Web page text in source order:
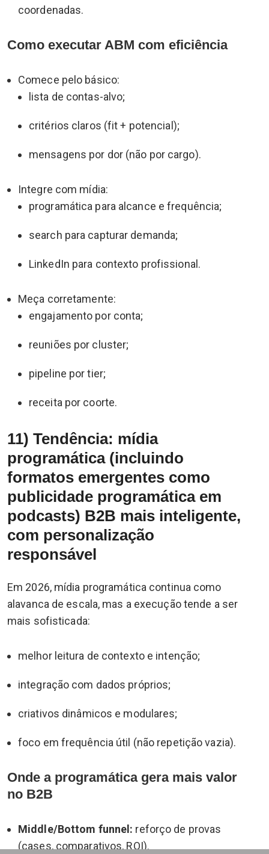
coordenadas.
Como executar ABM com eficiência
Comece pelo básico:
lista de contas-alvo;
critérios claros (fit + potencial);
mensagens por dor (não por cargo).
Integre com mídia:
programática para alcance e frequência;
search para capturar demanda;
LinkedIn para contexto profissional.
Meça corretamente:
engajamento por conta;
reuniões por cluster;
pipeline por tier;
receita por coorte.
11) Tendência: mídia
programática (incluindo
formatos emergentes como
publicidade programática em
podcasts) B2B mais inteligente,
com personalização
responsável
Em 2026, mídia programática continua como
alavanca de escala, mas a execução tende a ser
mais sofisticada:
melhor leitura de contexto e intenção;
integração com dados próprios;
criativos dinâmicos e modulares;
foco em frequência útil (não repetição vazia).
Onde a programática gera mais valor
no B2B
Middle/Bottom funnel: reforço de provas
(cases, comparativos, ROI).